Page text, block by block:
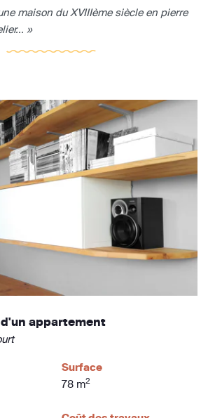
maison du XVIIIème siècle en pierre
»
appartement
Surface
78 m2